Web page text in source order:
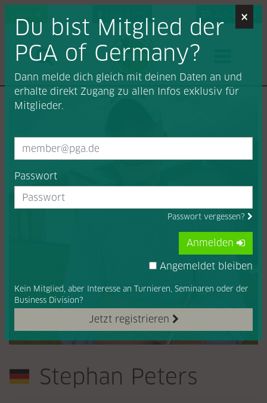
Job-Portal
Stephan Peters
×
Du bist Mitglied der
PGA of Germany?
Dann melde dich gleich mit deinen Daten an und
erhalte direkt Zugang zu allen Infos exklusiv für
Mitglieder.
Passwort
Passwort vergessen?
Jetzt registrieren
Kein Mitglied, aber Interesse an Turnieren, Seminaren oder der
Business Division?
Anmelden
Angemeldet bleiben